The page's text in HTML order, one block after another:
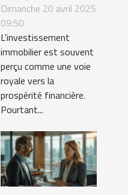
rentabilité de
investissement
immobilier
Dimanche 20 avril 2025
09:50
L'investissement
immobilier est souvent
perçu comme une voie
royale vers la
prospérité financière.
Pourtant...